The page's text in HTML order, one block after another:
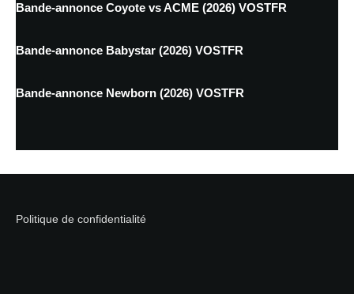
Bande-annonce Coyote vs ACME (2026) VOSTFR
Bande-annonce Babystar (2026) VOSTFR
Bande-annonce Newborn (2026) VOSTFR
Politique de confidentialité